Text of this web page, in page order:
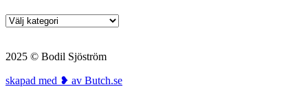
Kategorier
2025 © Bodil Sjöström
skapad med ❥ av Butch.se